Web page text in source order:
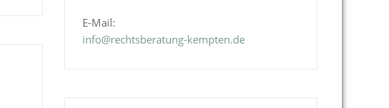
E-Mail:
info@rechtsberatung-kempten.de